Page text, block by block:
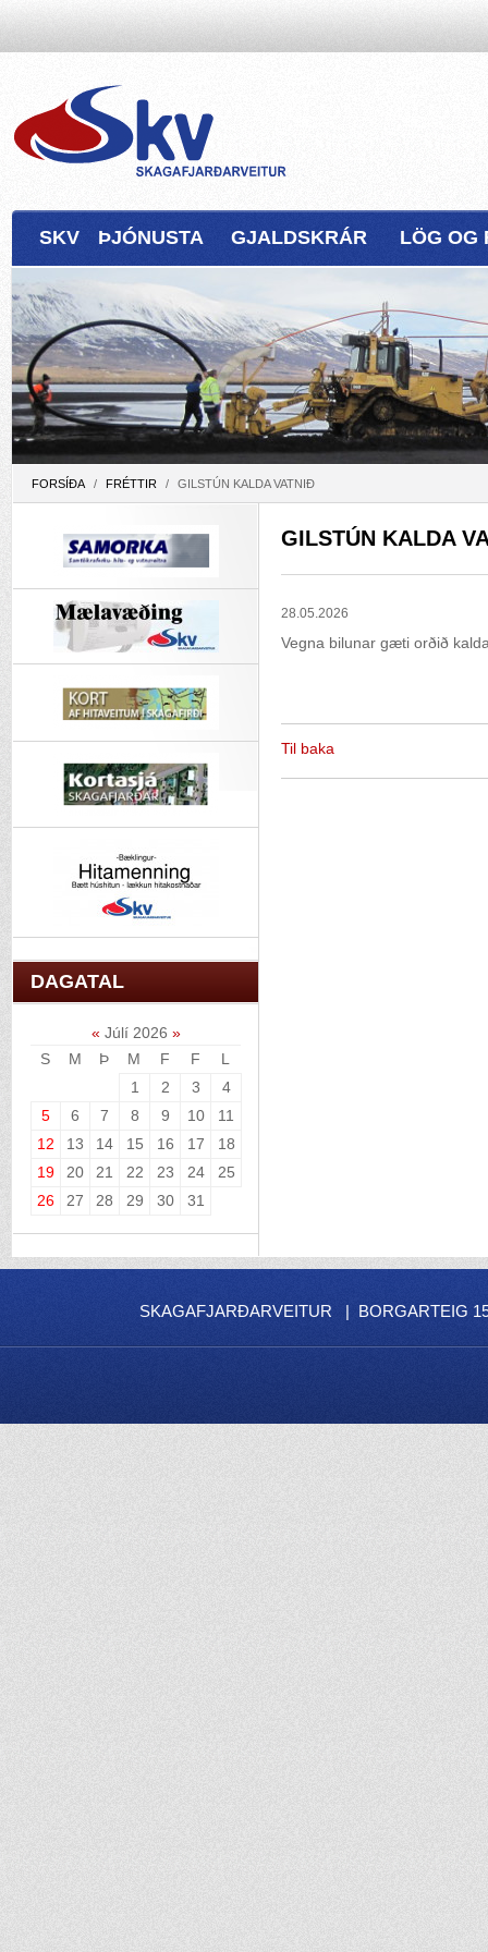
FORSÍÐA / FRÉTTIR / GILSTÚN KALDA VATNIÐ
GILSTÚN KALDA
28.05.2026
Vegna bilunar gæti orðið
Til baka
SKV ÞJÓNUSTA GJALDSKRÁR LÖG OG
DAGATAL
« Júlí 2026 »
S
M Þ M F F
L
1
2 3
4
5
6 7 8 9 10
11
12
13 14 15 16 17
18
19
20 21 22 23 24
25
26
27 28 29 30 31
SKAGAFJARÐARVEITUR | BORGARTEIG